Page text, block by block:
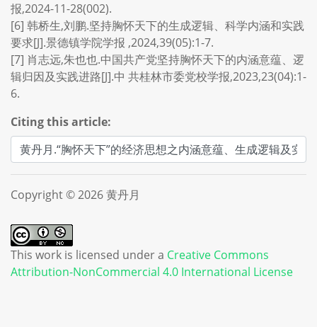
报,2024-11-28(002).
[6] 韩桥生,刘鹏.坚持胸怀天下的生成逻辑、科学内涵和实践
要求[J].景德镇学院学报 ,2024,39(05):1-7.
[7] 肖志远,朱也也.中国共产党坚持胸怀天下的内涵意蕴、逻
辑归因及实践进路[J].中 共桂林市委党校学报,2023,23(04):1-
6.
Citing this article:
Copyright © 2026 黄丹月
This work is licensed under a Creative Commons
Attribution-NonCommercial 4.0 International License